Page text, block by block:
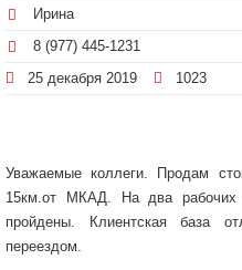
Ирина
8 (977) 445-1231
25 декабря 2019
1023
Уважаемые коллеги. Продам
15км.от МКАД. На два рабочих
пройдены. Клиентская база
переездом.